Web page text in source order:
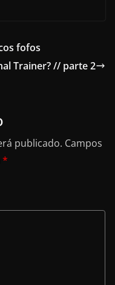
fofos
Trainer? // parte 2
publicado. Campos
*